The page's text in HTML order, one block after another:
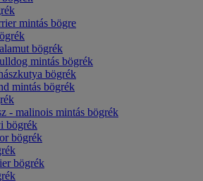
mintás bögre
bögrék
mintás bögrék
bögrék
mintás bögrék
- malinois mintás bögrék
bögrék
bögrék
bögrék